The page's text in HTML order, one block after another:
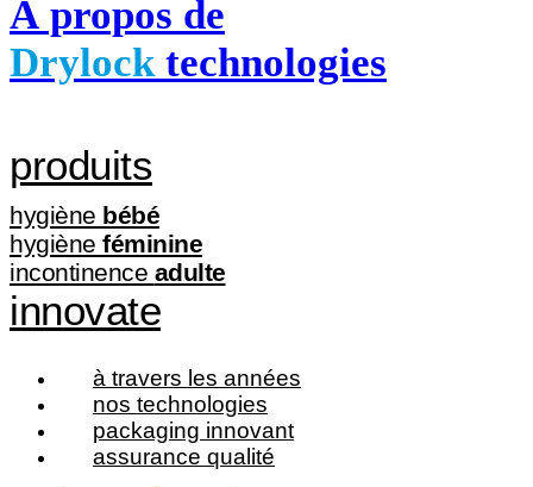
À propos de
Drylocktechnologies
produits
hygiène bébé
hygiène féminine
incontinence adulte
innovate
à travers les années
nos technologies
packaging innovant
assurance qualité